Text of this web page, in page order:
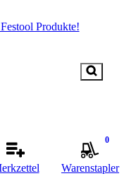
Produkte!
0
Warenstapler